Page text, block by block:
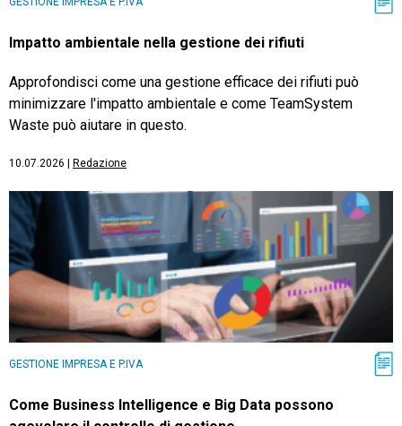
Impatto ambientale nella gestione dei rifiuti
Approfondisci come una gestione efficace dei rifiuti può
minimizzare l'impatto ambientale e come TeamSystem
Waste può aiutare in questo.
10.07.2026 Redazione
GESTIONE IMPRESA E P.IVA
Come Business Intelligence e Big Data possono